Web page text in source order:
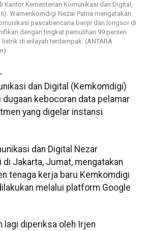
Kantor Kementerian Komunikasi dan Digital,
Wamenkomdigi Nezar Patria mengatakan
pascabencana banjir dan longsor di
dengan tingkat pemulihan 99 persen
di wilayah terdampak. (ANTARA
dan Digital (Kemkomdigi)
kebocoran data pelamar
yang digelar instansi
dan Digital Nezar
Jakarta, Jumat, mengatakan
tenaga kerja baru Kemkomdigi
melalui platform Google
lagi diperiksa oleh Irjen